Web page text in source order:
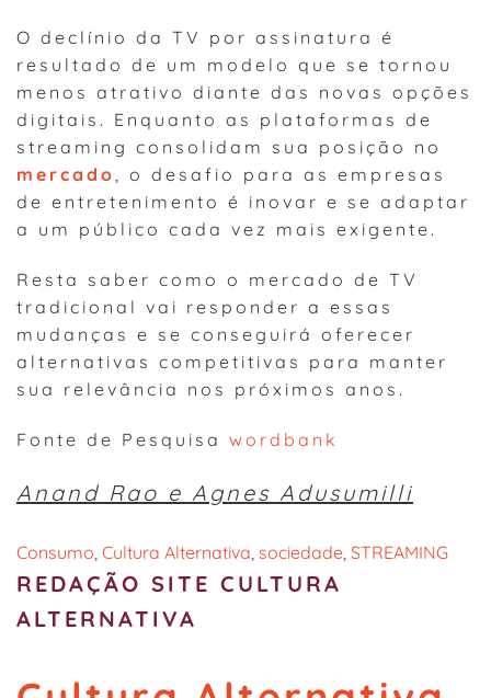
O declínio da TV por assinatura é
resultado de um modelo que se tornou
menos atrativo diante das novas opções
digitais. Enquanto as plataformas de
streaming consolidam sua posição no
mercado
, o desafio para as empresas
de entretenimento é inovar e se adaptar
a um público cada vez mais exigente.
Resta saber como o mercado de TV
tradicional vai responder a essas
mudanças e se conseguirá oferecer
alternativas competitivas para manter
sua relevância nos próximos anos.
Fonte de Pesquisa wordbank
Anand Rao e Agnes Adusumilli
Consumo, Cultura Alternativa, sociedade, STREAMING
REDAÇÃO SITE CULTURA
ALTERNATIVA